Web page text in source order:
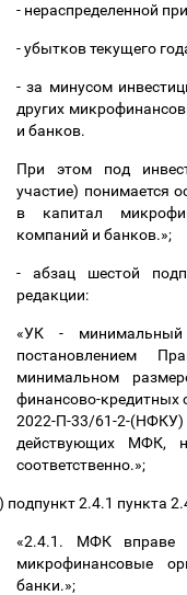
- нераспределенной
- убытков текущего
- за минусом
других
и банков.
При этом под
участие) понимается
в капитал
компаний и банков.»;
- абзац шестой
редакции:
«УК - минимальный
постановлением
минимальном
финансово-кредитных
2022-П-33/61-2-
действующих МФК,
соответственно.»;
подпункт 2.4.1 пункта
«2.4.1. МФК вправе
микрофинансовые
банки.»;